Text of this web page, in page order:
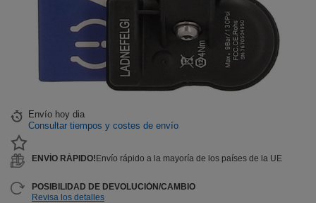
Envío hoy dia
Consultar tiempos y costes de envío
ENVÍO RÁPIDO! Envío rápido a la mayoría de los países de la UE
POSIBILIDAD DE DEVOLUCIÓN/CAMBIO
Revisa los detalles